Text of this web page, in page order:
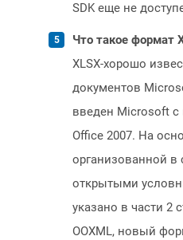
SDK еще не
Что такое формат
XLSX-хорошо
документов
введен Microsoft
Office 2007. На
организованной в
открытыми
указано в части 2
OOXML, новый